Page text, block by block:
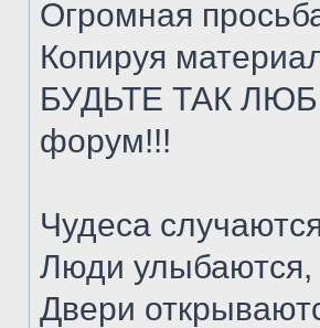
Огромная
Копируя
БУДЬТЕ ТАК
форум!!!
Чудеса
Люди улыбаются,
Двери